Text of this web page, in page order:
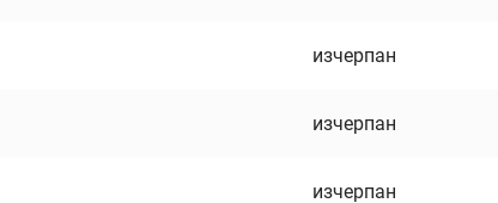
изчерпан
изчерпан
изчерпан